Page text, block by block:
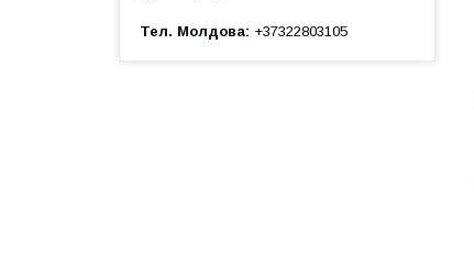
Тел. Молдова +37322803105